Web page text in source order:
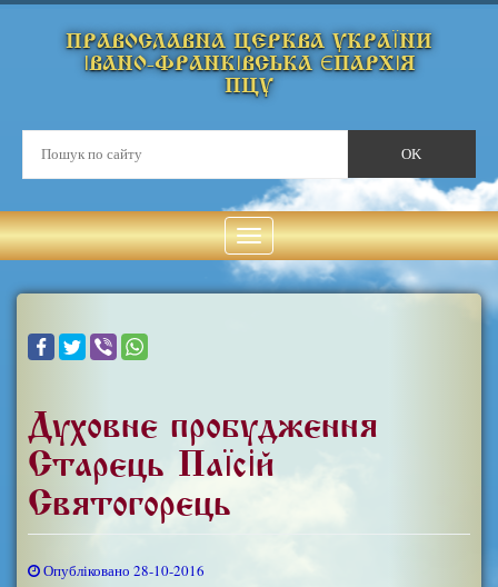
ПРАВОСЛАВНА ЦЕРКВА УКРАЇНИ
ІВАНО-ФРАНКІВСЬКА ЄПАРХІЯ
ПЦУ
Духовне пробудження
Старець Паїсій
Святогорець
Опубліковано 28-10-2016